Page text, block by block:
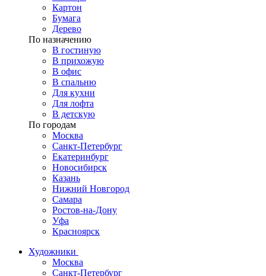
Картон
Бумага
Дерево
По назначению
В гостиную
В прихожую
В офис
В спальню
Для кухни
Для лофта
В детскую
По городам
Москва
Санкт-Петербург
Екатеринбург
Новосибирск
Казань
Нижний Новгород
Самара
Ростов-на-Дону
Уфа
Красноярск
Художники
Москва
Санкт-Петербург